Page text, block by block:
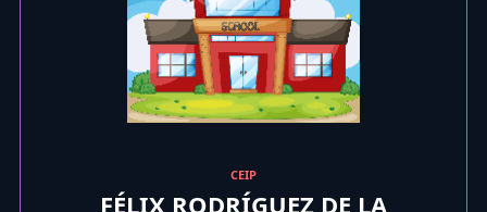
CEIP
FÉLIX RODRÍGUEZ DE LA